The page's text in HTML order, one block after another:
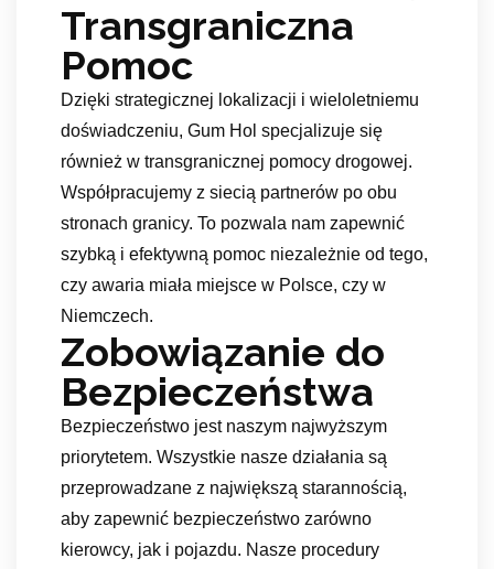
Transgraniczna
Pomoc
Dzięki strategicznej lokalizacji i wieloletniemu
doświadczeniu, Gum Hol specjalizuje się
również w transgranicznej pomocy drogowej.
Współpracujemy z siecią partnerów po obu
stronach granicy. To pozwala nam zapewnić
szybką i efektywną pomoc niezależnie od tego,
czy awaria miała miejsce w Polsce, czy w
Niemczech.
Zobowiązanie do
Bezpieczeństwa
Bezpieczeństwo jest naszym najwyższym
priorytetem. Wszystkie nasze działania są
przeprowadzane z największą starannością,
aby zapewnić bezpieczeństwo zarówno
kierowcy, jak i pojazdu. Nasze procedury